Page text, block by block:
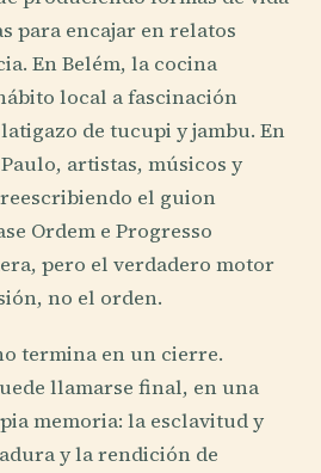
para encajar en relatos
En Belém, la cocina
local a fascinación
de tucupi y jambu. En
artistas, músicos y
el guion
Ordem e Progresso
pero el verdadero motor
no el orden.
termina en un cierre.
llamarse final, en una
memoria: la esclavitud y
y la rendición de